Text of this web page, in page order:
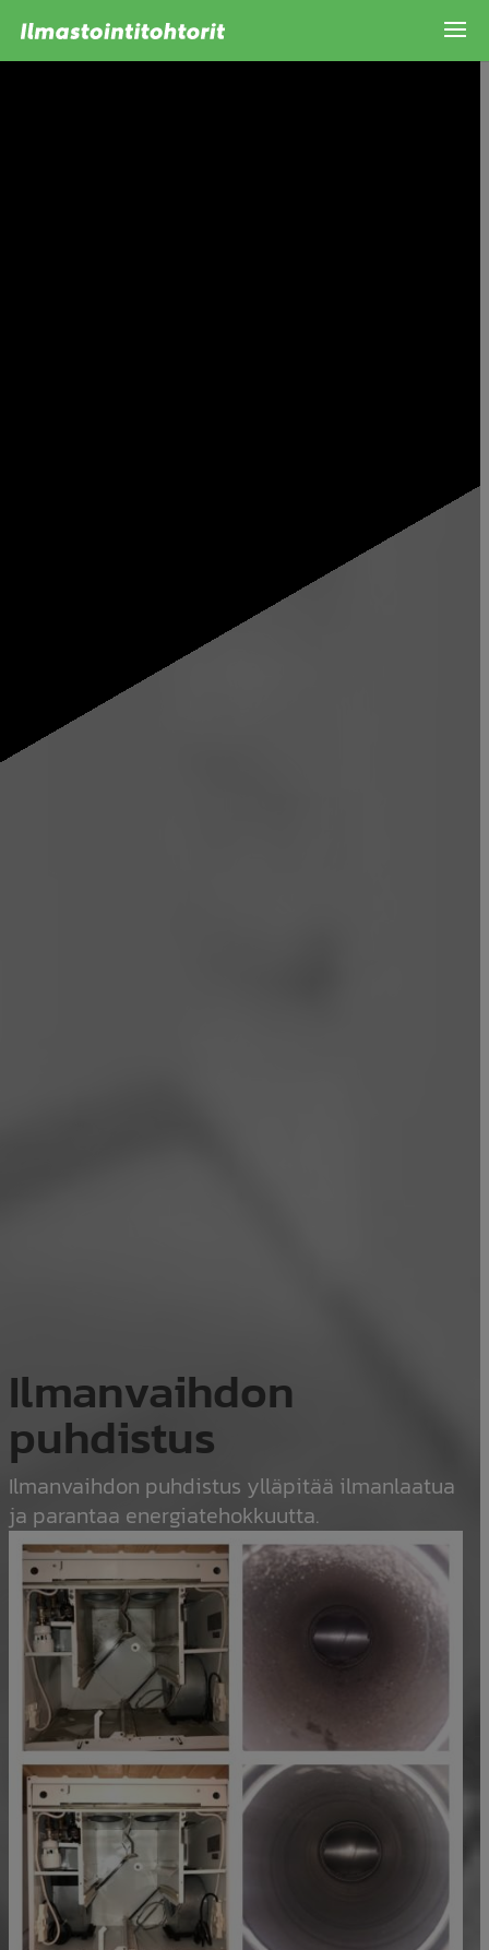
Ilmanvaihdon
puhdistus
Ilmanvaihdon puhdistus ylläpitää ilmanlaatua
ja parantaa energiatehokkuutta.